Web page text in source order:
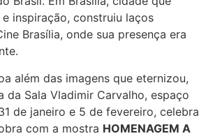
inspiração, construiu laços
Brasília, onde sua presença era
além das imagens que eternizou,
da Sala Vladimir Carvalho, espaço
de janeiro e 5 de fevereiro, celebra
com a mostra HOMENAGEM A